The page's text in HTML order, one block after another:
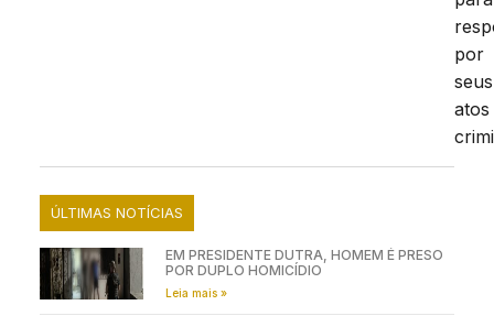
por
seus
atos
ÚLTIMAS NOTÍCIAS
EM PRESIDENTE DUTRA, HOMEM É PRESO
POR DUPLO HOMICÍDIO
Leia mais »